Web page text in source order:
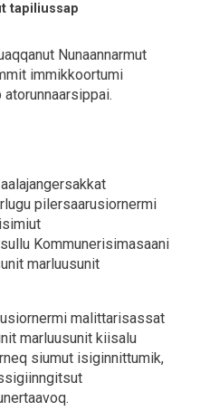
tapiliussap
Nunaannarmut
immikkoortumi
pilersaarusiornermi
Kommunerisimasaani
marluusunit
malittarisassat
marluusunit kiisalu
siumut isiginnittumik,